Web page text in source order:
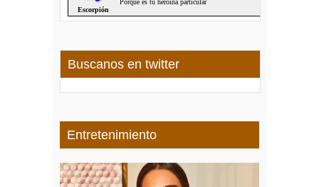
Buscanos en twitter
Entretenimiento